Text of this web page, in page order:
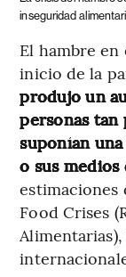
inseguridad
El hambre en
inicio de la
produjo un
personas tan
suponían
o sus medios
estimaciones
Food Crises